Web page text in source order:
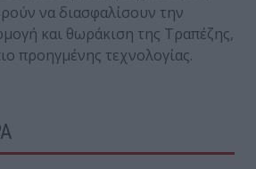
να διασφαλίσουν την
και θωράκιση της Τραπέζης,
προηγμένης τεχνολογίας.